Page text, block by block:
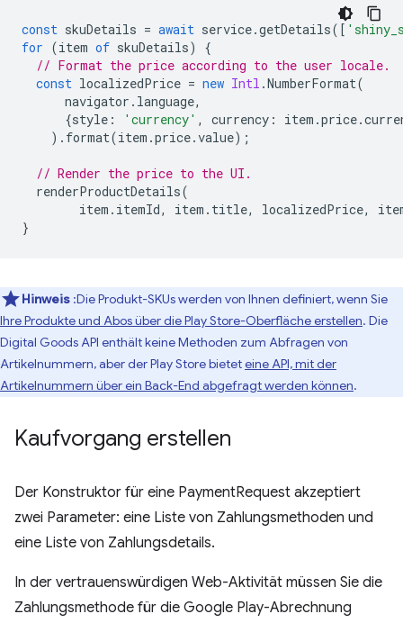
const skuDetails = await service.getDetails([
for (item of skuDetails)
{
// Format the price according to the user locale.
const localizedPrice = new Intl .NumberFormat(
navigator . language,
{style : 'currency' , currency : item .price.
). format(item .price.value);
// Render the price to the UI.
renderProductDetails(
item . itemId, item . title, localizedPrice,
}
Hinweis :Die Produkt-SKUs werden von Ihnen definiert, wenn Sie
Ihre Produkte und Abos über die Play Store-Oberfläche erstellen. Die
Digital Goods API enthält keine Methoden zum Abfragen von
Artikelnummern, aber der Play Store bieteteine API, mit der
Artikelnummern über ein Back-End abgefragt werden können.
Kaufvorgang erstellen
Der Konstruktor für eine PaymentRequest akzeptiert
zwei Parameter: eine Liste von Zahlungsmethoden und
eine Liste von Zahlungsdetails.
In der vertrauenswürdigen Web-Aktivität müssen Sie die
Zahlungsmethode für die Google Play-Abrechnung